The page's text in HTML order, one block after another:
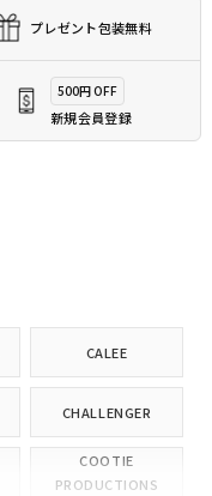
プレゼント包装無料
500円 OFF
新規会員登録
CALEE
CHALLENGER
COOTIE
PRODUCTIONS